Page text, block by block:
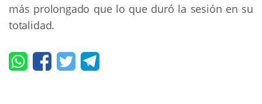
más prolongado que lo que duró la sesión en su
totalidad.